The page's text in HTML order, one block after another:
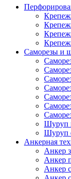
Саморезы и
Шуруп
Шуруп
Анкерная
Анкер
Анкер
Анкер